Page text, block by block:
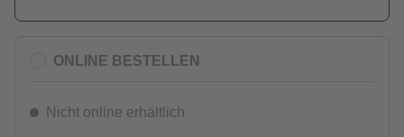
ONLINE BESTELLEN
Nicht online erhältlich